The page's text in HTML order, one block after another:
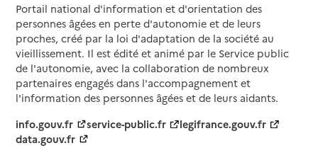
Portail national d'information et d'orientation des
personnes âgées en perte d'autonomie et de leurs
proches, créé par la loi d'adaptation de la société au
vieillissement. Il est édité et animé par le Service public
de l'autonomie, avec la collaboration de nombreux
partenaires engagés dans l'accompagnement et
l'information des personnes âgées et de leurs aidants.
info.gouv.fr
service-public.fr
legifrance.gouv.fr
data.gouv.fr